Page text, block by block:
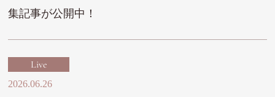
集記事が公開中！
Live
2026.06.26